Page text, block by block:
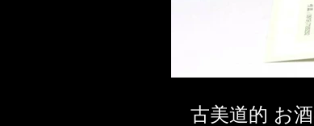
古美道的 お